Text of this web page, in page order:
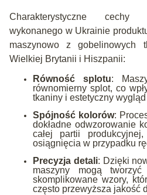
Charakterystyczne cechy
wykonanego w Ukrainie
maszynowo z gobelinowych
Wielkiej Brytanii i Hiszpanii:
Równość splotu:
równomierny splot, co
tkaniny i estetyczny
Spójność kolorów:
dokładne odwzorowanie
całej partii
osiągnięcia w przypadku
Precyzja detali: Dzięki
maszyny mogą
skomplikowane wzory,
często przewyższa jakość